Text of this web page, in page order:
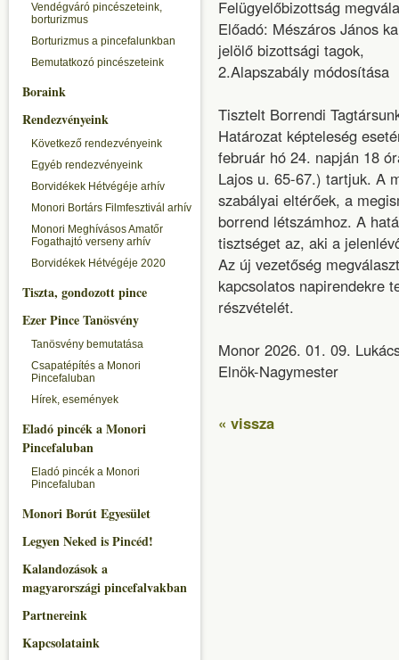
Vendégváró pincészeteink,
borturizmus
Borturizmus a pincefalunkban
Bemutatkozó pincészeteink
Boraink
Rendezvényeink
Következő rendezvényeink
Egyéb rendezvényeink
Borvidékek Hétvégéje arhív
Monori Bortárs Filmfesztivál arhív
Monori Meghívásos Amatőr
Fogathajtó verseny arhív
Borvidékek Hétvégéje 2020
Tiszta, gondozott pince
Ezer Pince Tanösvény
Tanösvény bemutatása
Csapatépítés a Monori
Pincefaluban
Hírek, események
Eladó pincék a Monori
Pincefaluban
Eladó pincék a Monori
Pincefaluban
Monori Borút Egyesület
Legyen Neked is Pincéd!
Kalandozások a
magyarországi pincefalvakban
Partnereink
Kapcsolataink
Felügyelőbizottság
Előadó: Mészáros János
jelölő bizottsági tagok,
2.Alapszabály módosítása
Tisztelt Borrendi
Határozat képteleség
február hó 24. napján 18
Lajos u. 65-67.) tartjuk. A
szabályai eltérőek, a
borrend létszámhoz. A
tisztséget az, aki a
Az új vezetőség
kapcsolatos napirendekre
részvételét.
Monor 2026. 01. 09.
Elnök-Nagymester
« vissza